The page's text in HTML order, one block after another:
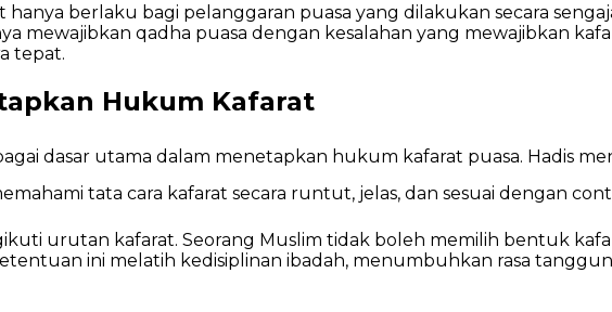
hanya berlaku bagi pelanggaran puasa yang dilakukan secara
mewajibkan qadha puasa dengan kesalahan yang mewajibkan
tepat.
Hukum Kafarat
urutan kafarat. Seorang Muslim tidak boleh memilih bentuk
ini melatih kedisiplinan ibadah, menumbuhkan rasa